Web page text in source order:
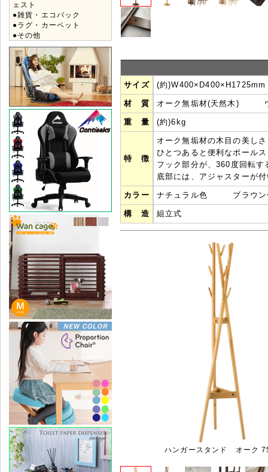
ェスト
●雑貨・エコバック
●ラグ・カーペット
●その他
サイズ (約)W400×D400×H1725mm
材 質 オーク無垢材(天然木)
重 量 (約)6kg
特 徴
オーク無垢材の木目の美し
ひとつあると便利なポール
フック部分が、360度回転
底部には、アジャスターが
カラー ナチュラル色 ブラウン
構 造 組立式
ハンガースタンド オーク